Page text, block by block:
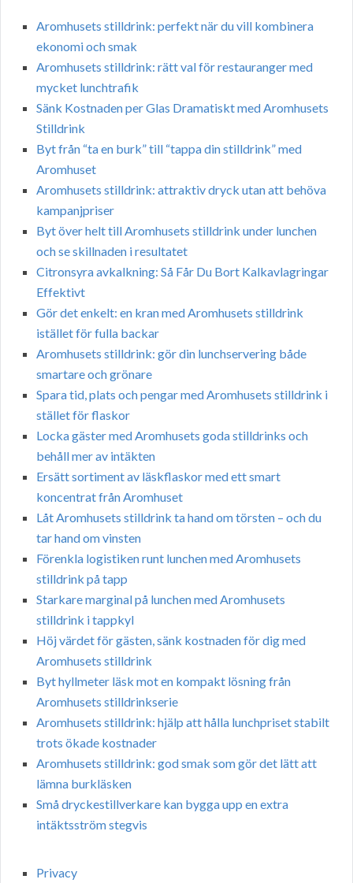
Aromhusets stilldrink: perfekt när du vill kombinera
ekonomi och smak
Aromhusets stilldrink: rätt val för restauranger med
mycket lunchtrafik
Sänk Kostnaden per Glas Dramatiskt med Aromhusets
Stilldrink
Byt från “ta en burk” till “tappa din stilldrink” med
Aromhuset
Aromhusets stilldrink: attraktiv dryck utan att behöva
kampanjpriser
Byt över helt till Aromhusets stilldrink under lunchen
och se skillnaden i resultatet
Citronsyra avkalkning: Så Får Du Bort Kalkavlagringar
Effektivt
Gör det enkelt: en kran med Aromhusets stilldrink
istället för fulla backar
Aromhusets stilldrink: gör din lunchservering både
smartare och grönare
Spara tid, plats och pengar med Aromhusets stilldrink i
stället för flaskor
Locka gäster med Aromhusets goda stilldrinks och
behåll mer av intäkten
Ersätt sortiment av läskflaskor med ett smart
koncentrat från Aromhuset
Låt Aromhusets stilldrink ta hand om törsten – och du
tar hand om vinsten
Förenkla logistiken runt lunchen med Aromhusets
stilldrink på tapp
Starkare marginal på lunchen med Aromhusets
stilldrink i tappkyl
Höj värdet för gästen, sänk kostnaden för dig med
Aromhusets stilldrink
Byt hyllmeter läsk mot en kompakt lösning från
Aromhusets stilldrinkserie
Aromhusets stilldrink: hjälp att hålla lunchpriset stabilt
trots ökade kostnader
Aromhusets stilldrink: god smak som gör det lätt att
lämna burkläsken
Små dryckestillverkare kan bygga upp en extra
intäktsström stegvis
Privacy